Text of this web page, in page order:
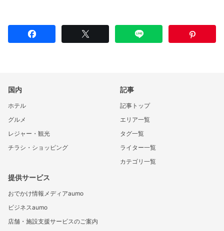
国内
ホテル
グルメ
レジャー・観光
チラシ・ショッピング
記事
記事トップ
エリア一覧
タグ一覧
ライター一覧
カテゴリ一覧
提供サービス
おでかけ情報メディアaumo
ビジネスaumo
店舗・施設支援サービスのご案内